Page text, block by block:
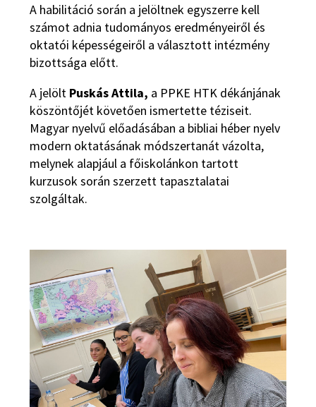
A habilitáció során a jelöltnek egyszerre kell
számot adnia tudományos eredményeiről és
oktatói képességeiről a választott intézmény
bizottsága előtt.
A jelölt Puskás Attila, a PPKE HTK dékánjának
köszöntőjét követően ismertette téziseit.
Magyar nyelvű előadásában a bibliai héber nyelv
modern oktatásának módszertanát vázolta,
melynek alapjául a főiskolánkon tartott
kurzusok során szerzett tapasztalatai
szolgáltak.